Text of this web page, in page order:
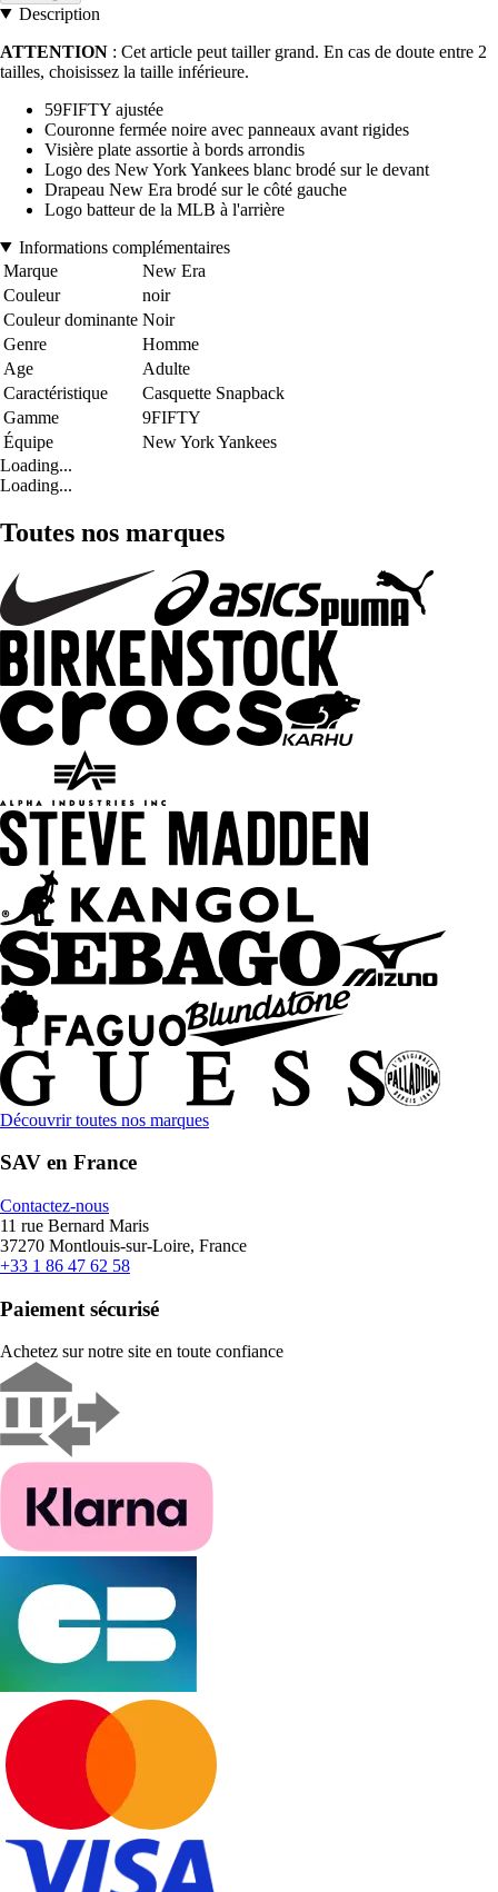
Description
ATTENTION : Cet article peut tailler grand. En cas de doute entre 2
tailles, choisissez la taille inférieure.
59FIFTY ajustée
Couronne fermée noire avec panneaux avant rigides
Visière plate assortie à bords arrondis
Logo des New York Yankees blanc brodé sur le devant
Drapeau New Era brodé sur le côté gauche
Logo batteur de la MLB à l'arrière
Informations complémentaires
Marque
New Era
Couleur
noir
Couleur dominante Noir
Genre
Homme
Age
Adulte
Caractéristique
Casquette Snapback
Gamme
9FIFTY
Équipe
New York Yankees
Loading...
Loading...
Toutes nos marques
Découvrir toutes nos marques
SAV en France
Contactez-nous
11 rue Bernard Maris
37270 Montlouis-sur-Loire, France
+33 1 86 47 62 58
Paiement sécurisé
Achetez sur notre site en toute confiance